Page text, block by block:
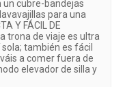
un cubre-bandejas
para una
Y FÁCIL DE
trona de viaje es ultra
también es fácil
a comer fuera de
elevador de silla y